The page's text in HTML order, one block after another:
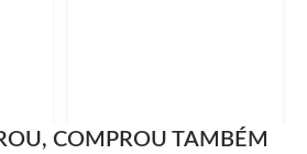
COMPROU TAMBÉM